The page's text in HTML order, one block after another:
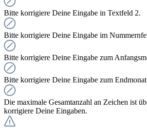
Bitte korrigiere Deine Eingabe in Textfeld 2.
Bitte korrigiere Deine Eingabe im
Bitte korrigiere Deine Eingabe zum
Bitte korrigiere Deine Eingabe zum
Die maximale Gesamtanzahl an Zeichen ist
korrigiere Deine Eingaben.